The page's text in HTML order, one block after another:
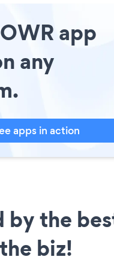
app
any
apps in action
by the
the biz!